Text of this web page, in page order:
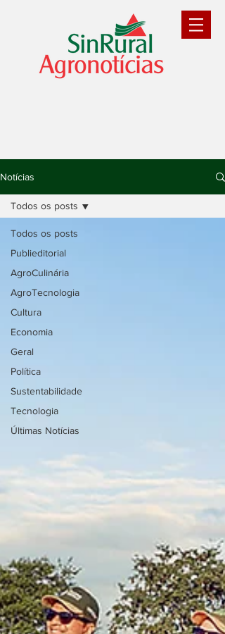
Notícias
Todos os posts
Publieditorial
AgroCulinária
AgroTecnologia
Cultura
Economia
Geral
Política
Sustentabilidade
Tecnologia
Últimas Notícias
Todos os posts